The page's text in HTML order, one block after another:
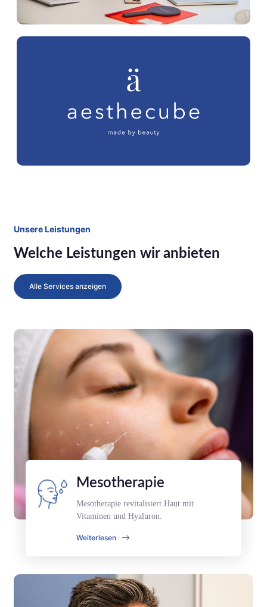
Unsere Leistungen
Welche Leistungen wir anbieten
Alle Services anzeigen
Mesotherapie
Mesotherapie revitalisiert Haut mit
Vitaminen und Hyaluron.
Weiterlesen